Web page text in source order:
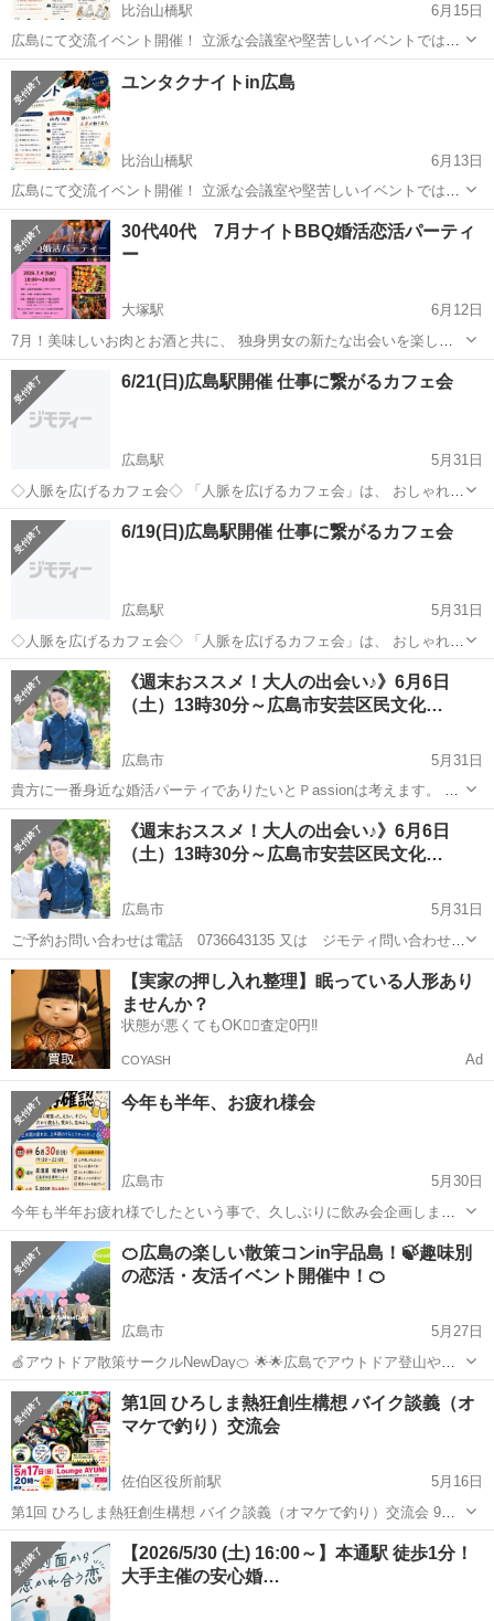
比治山橋駅
6月15日
広島にて交流イベント開催！ 立派な会議室や堅苦しいイベントではあ
りません。 会場は初めておじゃまする尾道です。(笑) 開催場所：フジ
グラン広島3階フードコートです。 開催時間：17時30分〜19時00分 お
好きな飲み物...
広島 広島市 比治山橋駅 パーティー
ユンタクナイトin広島
比治山橋駅
6月13日
広島にて交流イベント開催！ 立派な会議室や堅苦しいイベントではあ
りません。 会場：広島県広島市中区宝町3階フードコートどんと前 日
時：6月27日(土) 時間：10時00分〜11時00分 お好きな飲み物や食べ物
を購入して...
広島 広島市 比治山橋駅 パーティー 山内
30代40代 7月ナイトBBQ婚活恋活パーティ
ー
大塚駅
6月12日
7月！美味しいお肉とお酒と共に、 独身男女の新たな出会いを楽しみ
ませんか？ 彼氏彼女（まずはお友達からでも）をゲットして、 素敵な
夏の思い出を作りましょう＊＊＊ 【屋外イベントなので、自然体で仲
良くなれる...
広島 大塚駅 パーティー BBQ
6/21(日)広島駅開催 仕事に繋がるカフェ会
広島駅
5月31日
◇人脈を広げるカフェ会◇ 「人脈を広げるカフェ会」は、 おしゃれで
落ち着いたカフェ空間で、さまざまな業種の方とリラックスしながら
交流できるイベントです♪ スーツ不要！カジュアルな雰囲気で、初め
ての方も気軽に楽しめ...
広島 広島駅 パーティー 主催者
6/19(日)広島駅開催 仕事に繋がるカフェ会
広島駅
5月31日
◇人脈を広げるカフェ会◇ 「人脈を広げるカフェ会」は、 おしゃれで
落ち着いたカフェ空間で、さまざまな業種の方とリラックスしながら
交流できるイベントです♪ スーツ不要！カジュアルな雰囲気で、初め
ての方も気軽に楽しめ...
広島 広島市 広島駅 パーティー 主催者
《週末おススメ！大人の出会い♪》6月6日
（土）13時30分～広島市安芸区民文化…
広島市
5月31日
貴方に一番身近な婚活パーティでありたいとＰassionは考えます。 気
軽に地元で参加でき同年代の同じ思いの方と出会えれば それが貴方に
とって結婚に一番近い人です。 ①貴方の地元の婚活を応援！ 地元
の方同士で地...
広島 広島市 パーティー ミドル
《週末おススメ！大人の出会い♪》6月6日
（土）13時30分～広島市安芸区民文化…
広島市
5月31日
ご予約お問い合わせは電話 0736643135 又は ジモティ問い合わせ欄
からお願いします 6月6日（土）13時30分～広島市安芸区民文化センタ
ー4F会議室C 50代メイン婚活応援！《若くみられる＆愛される人柄
の...
広島 広島市 パーティー 350万
【実家の押し入れ整理】眠っている人形あり
ませんか？
状態が悪くてもOK🙆‍♀️査定0円‼️
COYASH Ad
今年も半年、お疲れ様会
広島市
5月30日
今年も半年お疲れ様でしたという事で、久しぶりに飲み会企画しまし
た🍻 半年分の疲れをおいしい料理とお酒で癒しましょう😌 そして、色
んな方と良いご縁も広げてください🤝 2時たっぷりと飲み放題付きで
す🍻 生存確認させてください...
広島 広島市 パーティー
🍊広島の楽しい散策コンin宇品島！🍃趣味別
の恋活・友活イベント開催中！🍊
広島市
5月27日
🍏アウトドア散策サークルNewDay🍊 🌟🌟広島でアウトドア登山や気
軽に参加できる恋活・友活パーティーなど、趣味で繋がる楽しいイベ
ントを開催中！🌟🌟 🌺今回は広島の観光地『宇品島』で美しい海岸を
みながら、皆で楽し...
広島 広島市 パーティー アウトドア
第1回 ひろしま熱狂創生構想 バイク談義（オ
マケで釣り）交流会
佐伯区役所前駅
5月16日
第1回 ひろしま熱狂創生構想 バイク談義（オマケで釣り）交流会 9月6
日、もみのき森林公園で480台を目指します。 ただ、その前にまず、
バイク好きが顔を合わせる場を作ります。 日時 5月17日（日）20時～
とり...
広島 広島市 佐伯区役所前駅 パーティー 二丁目
【2026/5/30 (土) 16:00～】本通駅 徒歩1分！
大手主催の安心婚…